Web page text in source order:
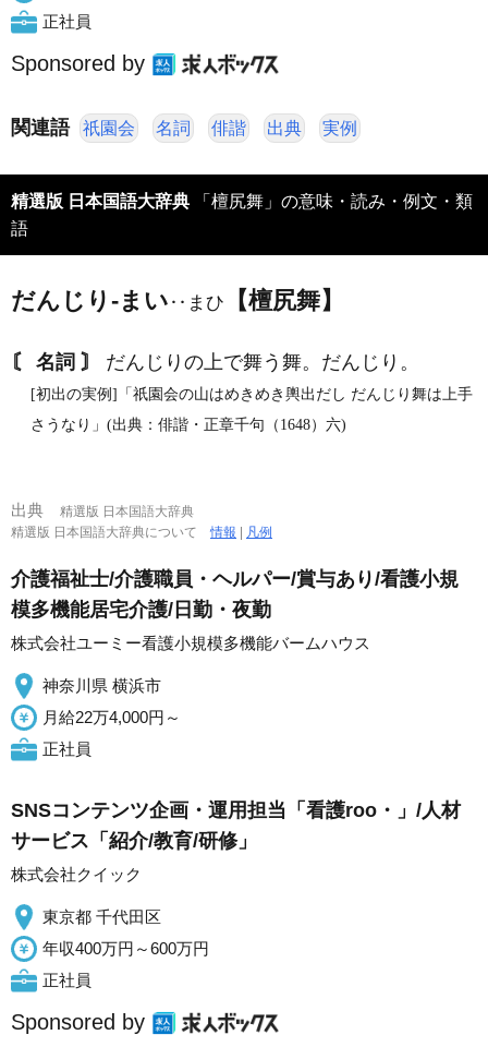
正社員
Sponsored by
関連語 祇園会 名詞 俳諧 出典 実例
精選版 日本国語大辞典
語
だんじり‐まい ‥まひ 【檀尻舞】
〘 名詞 〙 だんじりの上で舞う舞。だんじり。
[初出の実例]「祇園会の山はめきめき輿出だし だんじり舞は上手
さうなり」(出典：俳諧・正章千句（1648）六)
出典
精選版 日本国語大辞典
精選版 日本国語大辞典について情報 凡例
介護福祉士/介護職員・ヘルパー/賞与あり/看護小規
模多機能居宅介護/日勤・夜勤
株式会社ユーミー看護小規模多機能バームハウス
神奈川県 横浜市
月給22万4,000円～
正社員
SNSコンテンツ企画・運用担当「看護roo・」/人材
サービス「紹介/教育/研修」
株式会社クイック
東京都 千代田区
年収400万円～600万円
正社員
Sponsored by